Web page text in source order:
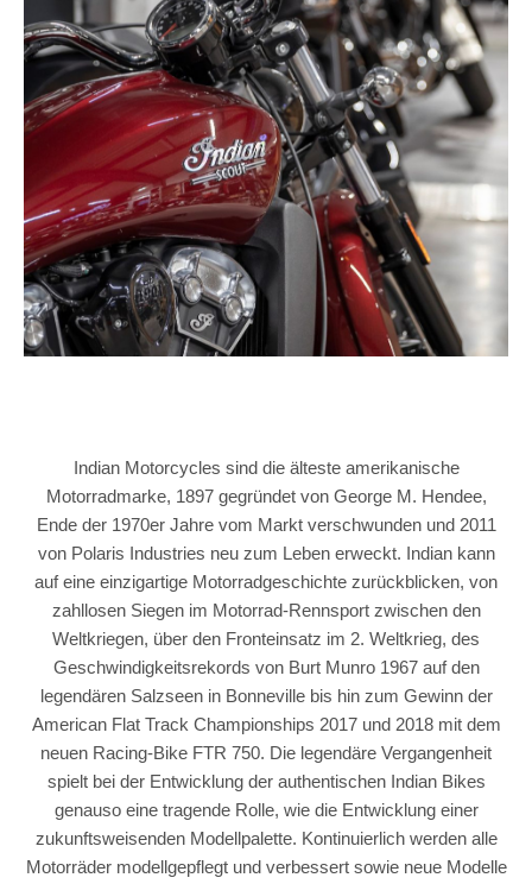
Indian Motorcycles sind die älteste amerikanische
Motorradmarke, 1897 gegründet von George M. Hendee,
Ende der 1970er Jahre vom Markt verschwunden und 2011
von Polaris Industries neu zum Leben erweckt. Indian kann
auf eine einzigartige Motorradgeschichte zurückblicken, von
zahllosen Siegen im Motorrad-Rennsport zwischen den
Weltkriegen, über den Fronteinsatz im 2. Weltkrieg, des
Geschwindigkeitsrekords von Burt Munro 1967 auf den
legendären Salzseen in Bonneville bis hin zum Gewinn der
American Flat Track Championships 2017 und 2018 mit dem
neuen Racing-Bike FTR 750. Die legendäre Vergangenheit
spielt bei der Entwicklung der authentischen Indian Bikes
genauso eine tragende Rolle, wie die Entwicklung einer
zukunftsweisenden Modellpalette. Kontinuierlich werden alle
Motorräder modellgepflegt und verbessert sowie neue Modelle